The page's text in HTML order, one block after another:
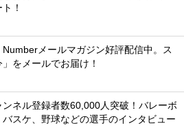
！
Numberメールマガジン好評配信中。ス
をメールでお届け！
ンネル登録者数60,000人突破！バレーボ
バスケ、野球などの選手のインタビュー